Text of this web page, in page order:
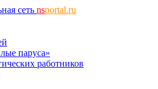
сеть nsportal.ru
паруса»
работников